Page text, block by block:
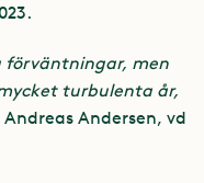
förväntningar, men
turbulenta år,
Andreas Andersen, vd